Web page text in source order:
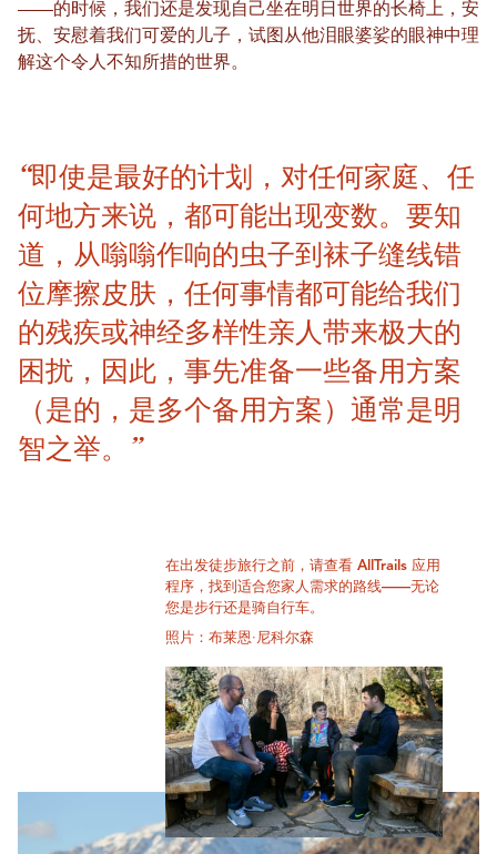
——的时候，我们还是发现自己坐在明日世界的长椅上，安
抚、安慰着我们可爱的儿子，试图从他泪眼婆娑的眼神中理
解这个令人不知所措的世界。
“即使是最好的计划，对任何家庭、任
何地方来说，都可能出现变数。要知
道，从嗡嗡作响的虫子到袜子缝线错
位摩擦皮肤，任何事情都可能给我们
的残疾或神经多样性亲人带来极大的
困扰，因此，事先准备一些备用方案
（是的，是多个备用方案）通常是明
智之举。”
在出发徒步旅行之前，请查看 AllTrails 应用
程序，找到适合您家人需求的路线——无论
您是步行还是骑自行车。
照片：布莱恩·尼科尔森